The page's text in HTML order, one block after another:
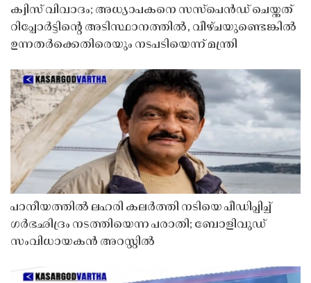
ക്വിസ് വിവാദം; അധ്യാപകനെ സസ്‌പെൻഡ് ചെയ്തത്
റിപ്പോർട്ടിൻ്റെ അടിസ്ഥാനത്തിൽ, വീഴ്ചയുണ്ടെങ്കിൽ
ഉന്നതർക്കെതിരെയും നടപടിയെന്ന് മന്ത്രി
പാനീയത്തിൽ ലഹരി കലർത്തി നടിയെ പീഡിപ്പിച്ച്
ഗർഭഛിദ്രം നടത്തിയെന്ന പരാതി; ബോളിവുഡ്
സംവിധായകൻ അറസ്റ്റിൽ